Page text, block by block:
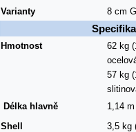
Varianty
8 cm
Hmotnost
62 kg
57 kg
Délka hlavně
1,14
Shell
3,5 kg